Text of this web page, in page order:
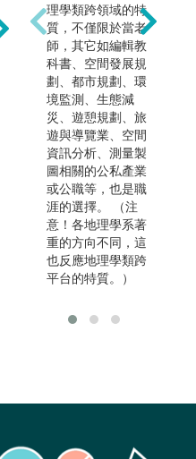
計，從小尺度的社
區公園到中尺度的
都市廣場，到大尺
度的國家公園、國
土計畫。植栽的設
計與認識是其中的
必備的能力，景觀
設計最主要應用的
元素即為植栽與街
道家具等，主要是
在戶外空間中，利
用上述的元素創造
出可以停留、可以
通行、可以觀賞的
各種不同功能的景
觀與空間。
理學類跨領域的特
質，不僅限於當老
師，其它如編輯教
科書、空間發展規
劃、都市規劃、環
境監測、生態減
災、遊憩規劃、旅
遊與導覽業、空間
資訊分析、測量製
圖相關的公私產業
或公職等，也是職
涯的選擇。 （注
意！各地理學系著
重的方向不同，這
也反應地理學類跨
平台的特質。）